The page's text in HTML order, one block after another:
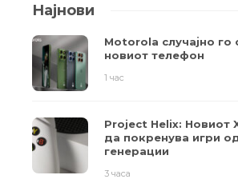
Најнови
Motorola случајно го
новиот телефон
1 час
Project Helix: Новиот
да покренува игри
генерации
3 часа